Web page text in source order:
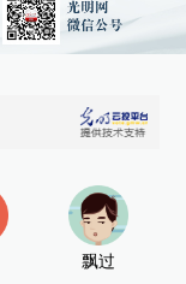
飘过